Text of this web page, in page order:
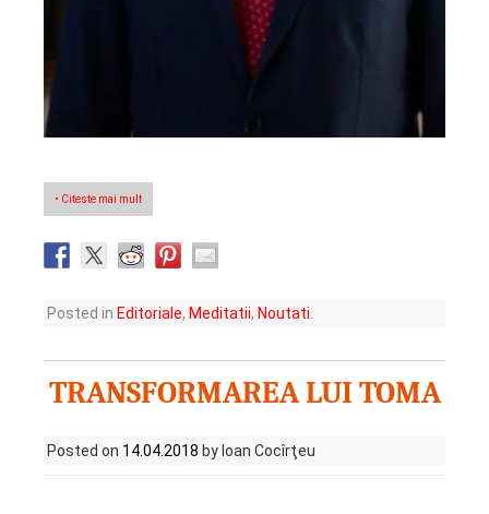
• Citeste mai mult
Posted in Editoriale, Meditatii, Noutati
TRANSFORMAREA LUI TOMA
Posted on 14.04.2018 by Ioan Cocîrţeu